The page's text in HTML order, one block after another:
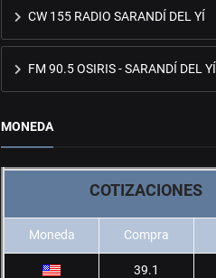
CW 155 RADIO SARANDÍ DEL YÍ
FM 90.5 OSIRIS - SARANDÍ DEL YÍ
MONEDA
COTIZACIONES
Moneda Compra
39.1